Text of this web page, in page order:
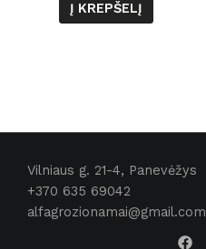
Į KREPŠELĮ
Vilniaus g. 21-4, Panevėžys
+370 635 69042
alfagrozionamai@gmail.com